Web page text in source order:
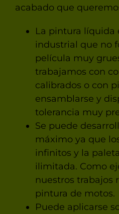
acabado que
La pintura líquida
industrial que no
película muy
trabajamos con
calibrados o con
ensamblarse y
tolerancia muy
Se puede
máximo ya que
infinitos y la
ilimitada. Como
nuestros trabajos
pintura de motos.
Puede aplicarse